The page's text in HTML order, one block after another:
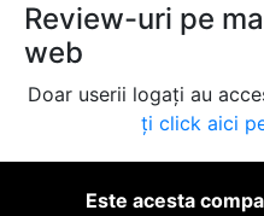
Review-uri pe
web
Doar userii logați au
ți click aici
Este acesta